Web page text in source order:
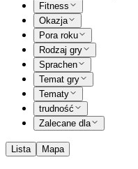
Fitness
Okazja
Pora roku
Rodzaj gry
Sprachen
Temat gry
Tematy
trudność
Zalecane dla
Lista Mapa